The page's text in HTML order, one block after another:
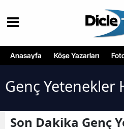
Anasayfa Köşe Yazarları
Genç Yetenekler
Son Dakika Genç